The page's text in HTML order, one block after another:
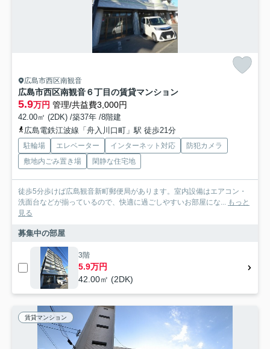
広島市西区南観音
広島市西区南観音６丁目の賃貸マンション
5.9万円 管理/共益費3,000円
42.00㎡ (2DK) /築37年 /8階建
広島電鉄江波線「舟入川口町」駅 徒歩21分
駐輪場 エレベーター インターネット対応
防犯カメラ
敷地内ごみ置き場
閑静な住宅地
徒歩5分歩けば広島観音新町郵便局があります。室内設備はエアコン・
洗面台などが揃っているので、快適に過ごしやすいお部屋にな... もっと
見る
募集中の部屋
3階
5.9万円
42.00㎡ (2DK)
賃貸マンション